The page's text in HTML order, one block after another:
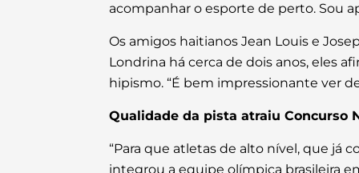
acompanhar o esporte de perto. Sou
Os amigos haitianos Jean Louis e
Londrina há cerca de dois anos, eles
hipismo. “É bem impressionante ver
Qualidade da pista atraiu Concurso
“Para que atletas de alto nível, que já
integrou a equipe olímpica brasileira